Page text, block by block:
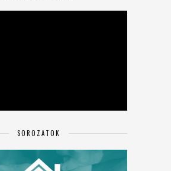
SOROZATOK